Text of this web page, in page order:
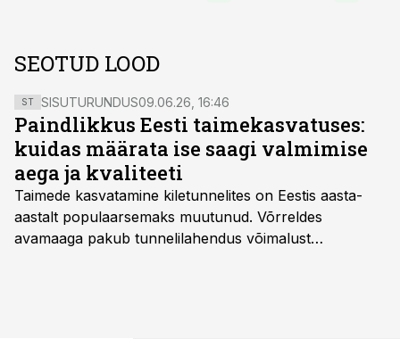
SEOTUD LOOD
ST SISUTURUNDUS09.06.26, 16:46
Paindlikkus Eesti taimekasvatuses:
kuidas määrata ise saagi valmimise
aega ja kvaliteeti
Taimede kasvatamine kiletunnelites on Eestis aasta-
aastalt populaarsemaks muutunud. Võrreldes
avamaaga pakub tunnelilahendus võimalust